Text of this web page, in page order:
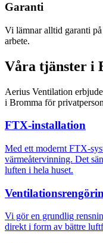
Garanti
Vi lämnar alltid garanti
arbete.
Våra tjänster i
Aerius Ventilation
i Bromma för
FTX-installation
Med ett modernt FTX-
värmeåtervinning. Det
luften i hela huset.
Vi gör en grundlig
direkt i form av bättre